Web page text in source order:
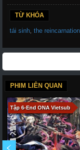
TỪ KHÓA
tái sinh the reincarnation
PHIM LIÊN QUAN
Tập 6-End ONA Vietsub